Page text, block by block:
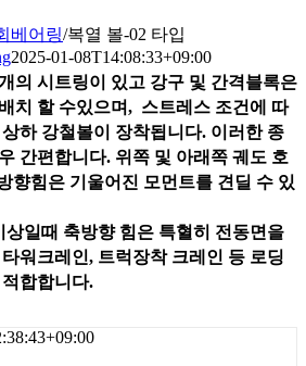
베어링/복열 볼-02 타입
2025-01-08T14:08:33+09:00
의 시트링이 있고 강구 및 간격블록은
치 할 수있으며, 스트레스 조건에 따
하 강철볼이 장착됩니다. 이러한 종
간편합니다. 위쪽 및 아래쪽 궤도 호
향힘은 기울어진 모먼트를 견딜 수 있
상일때 축방향 힘은 특혈히 전동면을
워크레인, 트럭장착 크레인 등 로딩
합합니다.